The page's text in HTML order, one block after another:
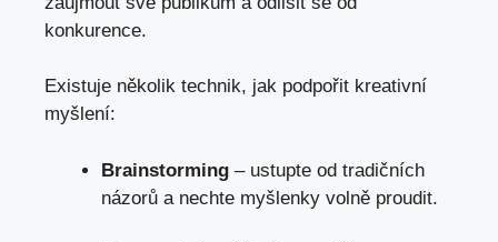
konkurence.
Existuje několik technik, jak podpořit kreativní
myšlení:
Brainstorming – ustupte od tradičních
názorů a nechte myšlenky volně proudit.